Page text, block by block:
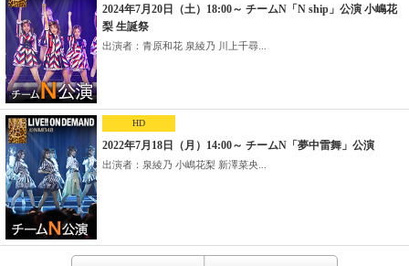
2024年7月20日（土）18:00～ チームN「N ship」公演 小嶋花
梨 生誕祭
出演者：青原和花 泉綾乃 川上千尋...
HD
2022年7月18日（月）14:00～ チームN「夢中雷舞」公演
出演者：泉綾乃 小嶋花梨 新澤菜央...